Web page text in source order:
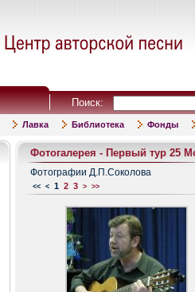
Поиск:
Лавка Библиотека Фонды
Фотогалерея - Первый тур 25
Фотографии Д.П.Соколова
<< < 1 2 3 > >>